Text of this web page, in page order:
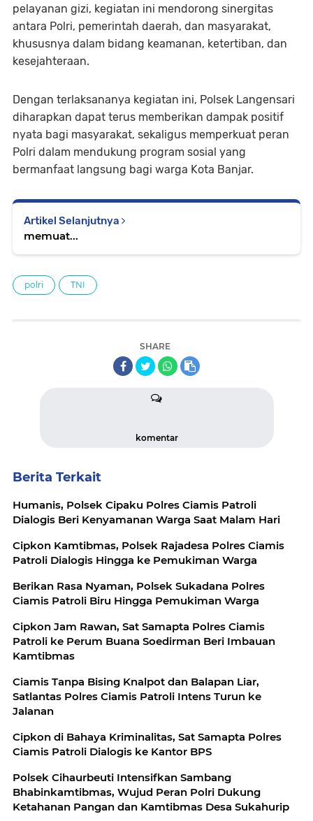
pelayanan gizi, kegiatan ini mendorong sinergitas
antara Polri, pemerintah daerah, dan masyarakat,
khususnya dalam bidang keamanan, ketertiban, dan
kesejahteraan.
Dengan terlaksananya kegiatan ini, Polsek Langensari
diharapkan dapat terus memberikan dampak positif
nyata bagi masyarakat, sekaligus memperkuat peran
Polri dalam mendukung program sosial yang
bermanfaat langsung bagi warga Kota Banjar.
Artikel Selanjutnya
memuat...
polri TNI
SHARE
komentar
Berita Terkait
Humanis, Polsek Cipaku Polres Ciamis Patroli
Dialogis Beri Kenyamanan Warga Saat Malam Hari
Cipkon Kamtibmas, Polsek Rajadesa Polres Ciamis
Patroli Dialogis Hingga ke Pemukiman Warga
Berikan Rasa Nyaman, Polsek Sukadana Polres
Ciamis Patroli Biru Hingga Pemukiman Warga
Cipkon Jam Rawan, Sat Samapta Polres Ciamis
Patroli ke Perum Buana Soedirman Beri Imbauan
Kamtibmas
Ciamis Tanpa Bising Knalpot dan Balapan Liar,
Satlantas Polres Ciamis Patroli Intens Turun ke
Jalanan
Cipkon di Bahaya Kriminalitas, Sat Samapta Polres
Ciamis Patroli Dialogis ke Kantor BPS
Polsek Cihaurbeuti Intensifkan Sambang
Bhabinkamtibmas, Wujud Peran Polri Dukung
Ketahanan Pangan dan Kamtibmas Desa Sukahurip